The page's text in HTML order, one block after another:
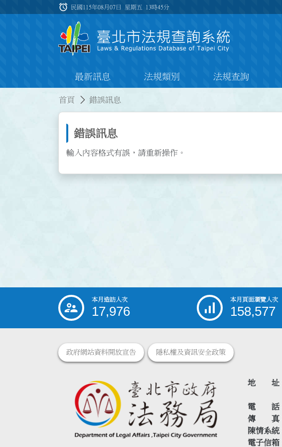
:::
alarm 民國115年08月07日 星期五 13時45分
最新訊息 法規類別 法規查詢
首頁 錯誤訊息
錯誤訊息
輸入內容格式有誤，請重新操作。
::: 本月造訪人次
17,976
本月頁面瀏覽人次
158,577
政府網站資料開放宣告 隱私權及資訊安全政策
地 址
電 話
傳 真
陳情系統
電子信箱